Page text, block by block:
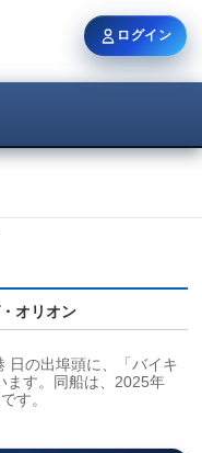
オリオン
日の出埠頭に、「バイキ
ます。同船は、2025年
す。
ログイン